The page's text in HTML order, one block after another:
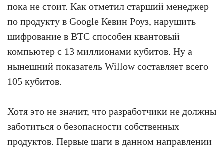
пока не стоит. Как отметил старший менеджер
по продукту в Google Кевин Роуз, нарушить
шифрование в BTC способен квантовый
компьютер с 13 миллионами кубитов. Ну а
нынешний показатель Willow составляет всего
105 кубитов.
Хотя это не значит, что разработчики не должны
заботиться о безопасности собственных
продуктов. Первые шаги в данном направлении